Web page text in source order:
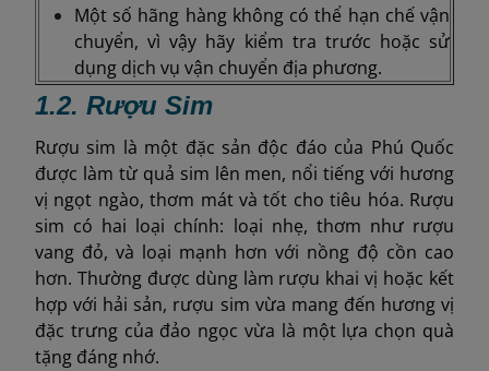
Một số hãng hàng không có thể hạn chế vận
chuyển, vì vậy hãy kiểm tra trước hoặc sử
dụng dịch vụ vận chuyển địa phương.
1.2. Rượu Sim
Rượu sim là một đặc sản độc đáo của Phú Quốc
được làm từ quả sim lên men, nổi tiếng với hương
vị ngọt ngào, thơm mát và tốt cho tiêu hóa. Rượu
sim có hai loại chính: loại nhẹ, thơm như rượu
vang đỏ, và loại mạnh hơn với nồng độ cồn cao
hơn. Thường được dùng làm rượu khai vị hoặc kết
hợp với hải sản, rượu sim vừa mang đến hương vị
đặc trưng của đảo ngọc vừa là một lựa chọn quà
tặng đáng nhớ.